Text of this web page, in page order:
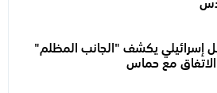
إسرائيلي يكشف "الجانب المظلم"
مع حماس